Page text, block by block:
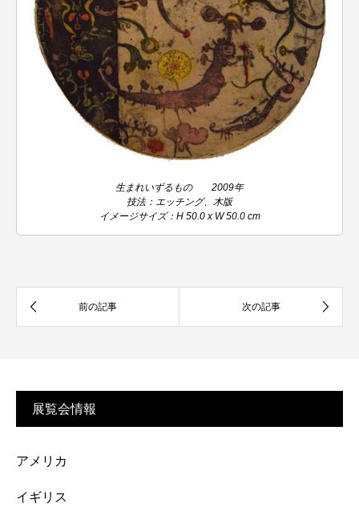
生まれいずるもの 2009年
技法：エッチング、木版
イメージサイズ：H 50.0 x W 50.0 cm
展覧会情報
アメリカ
イギリス